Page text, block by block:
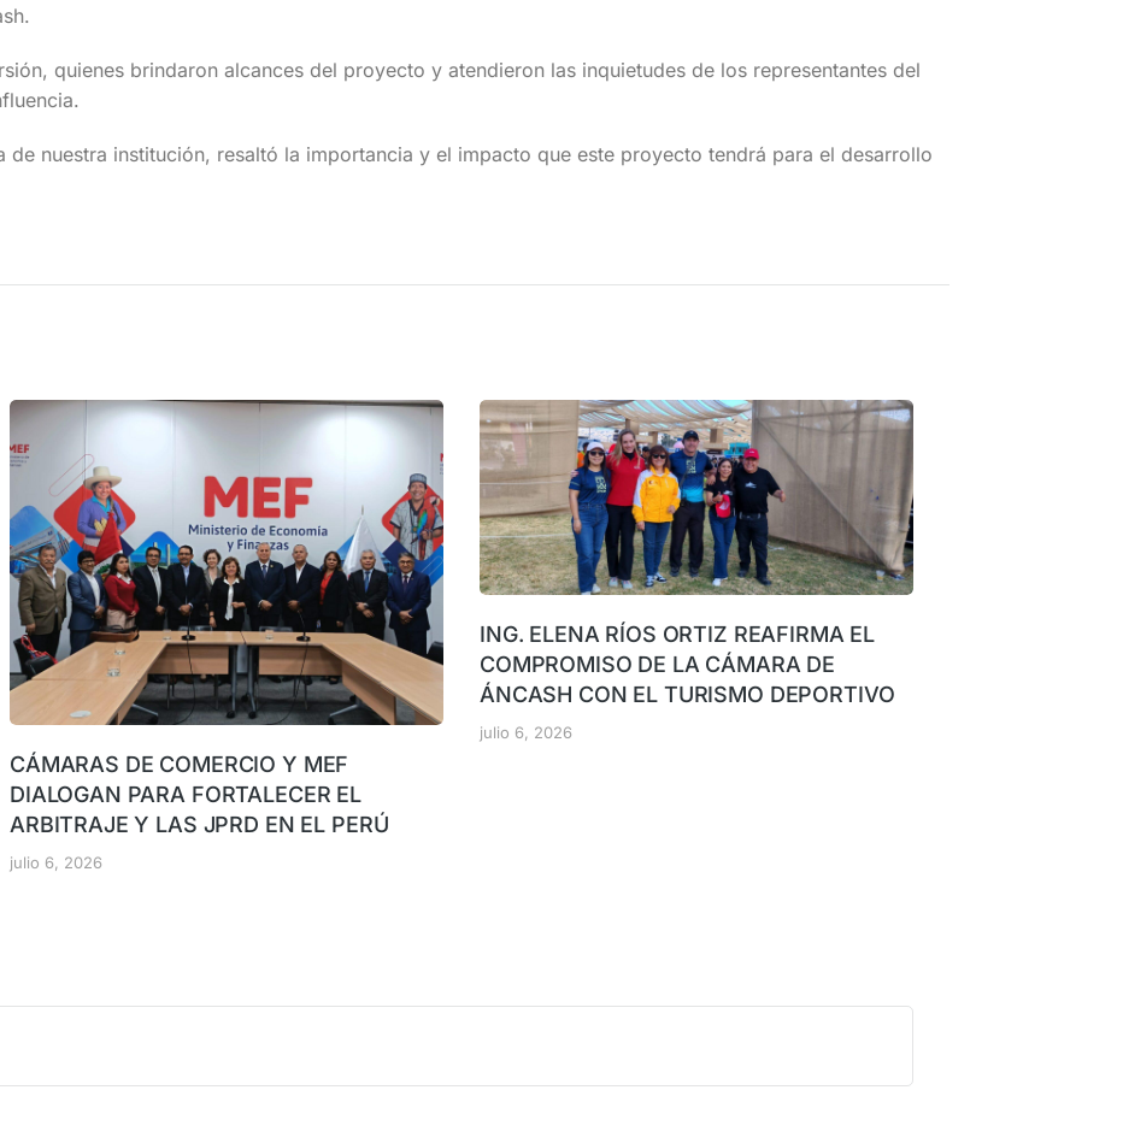
quienes brindaron alcances del proyecto y atendieron las inquietudes de los representantes del
de nuestra institución, resaltó la importancia y el impacto que este proyecto tendrá para el desarrollo
CÁMARAS DE COMERCIO Y MEF
DIALOGAN PARA FORTALECER EL
ARBITRAJE Y LAS JPRD EN EL PERÚ
julio 6, 2026
ING. ELENA RÍOS ORTIZ REAFIRMA EL
COMPROMISO DE LA CÁMARA DE
ÁNCASH CON EL TURISMO DEPORTIVO
julio 6, 2026